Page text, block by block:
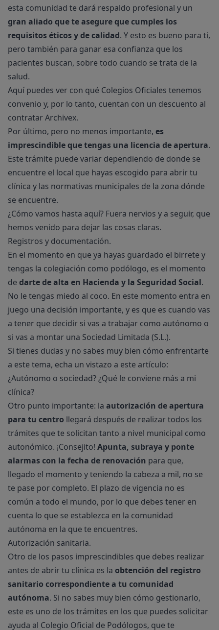
esta comunidad te dará respaldo profesional y un
gran aliado que te asegure que cumples los
requisitos éticos y de calidad. Y esto es bueno para ti,
pero también para ganar esa confianza que los
pacientes buscan, sobre todo cuando se trata de la
salud.
Aquí puedes ver con qué Colegios Oficiales tenemos
convenio y, por lo tanto, cuentan con un descuento al
contratar Archivex.
Por último, pero no menos importante, es
imprescindible que tengas una licencia de apertura.
Este trámite puede variar dependiendo de donde se
encuentre el local que hayas escogido para abrir tu
clínica y las normativas municipales de la zona dónde
se encuentre.
¿Cómo vamos hasta aquí? Fuera nervios y a seguir, que
hemos venido para dejar las cosas claras.
Registros y documentación.
En el momento en que ya hayas guardado el birrete y
tengas la colegiación como podólogo, es el momento
de darte de alta en Hacienda y la Seguridad Social.
No le tengas miedo al coco. En este momento entra en
juego una decisión importante, y es que es cuando vas
a tener que decidir si vas a trabajar como autónomo o
si vas a montar una Sociedad Limitada (S.L.).
Si tienes dudas y no sabes muy bien cómo enfrentarte
a este tema, echa un vistazo a este artículo:
¿Autónomo o sociedad? ¿Qué le conviene más a mi
clínica?
Otro punto importante: la autorización de apertura
para tu centro llegará después de realizar todos los
trámites que te solicitan tanto a nivel municipal como
autonómico. ¡Consejito! Apunta, subraya y ponte
alarmas con la fecha de renovación para que,
llegado el momento y teniendo la cabeza a mil, no se
te pase por completo. El plazo de vigencia no es
común a todo el mundo, por lo que debes tener en
cuenta lo que se establezca en la comunidad
autónoma en la que te encuentres.
Autorización sanitaria.
Otro de los pasos imprescindibles que debes realizar
antes de abrir tu clínica es la obtención del registro
sanitario correspondiente a tu comunidad
autónoma. Si no sabes muy bien cómo gestionarlo,
este es uno de los trámites en los que puedes solicitar
ayuda al Colegio Oficial de Podólogos, que te